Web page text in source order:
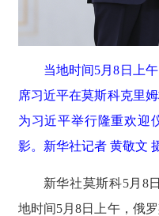
当地时间5月8日上
席习近平在莫斯科克里
为习近平举行隆重欢迎
影。新华社记者 黄敬文
新华社莫斯科5月8
地时间5月8日上午，俄